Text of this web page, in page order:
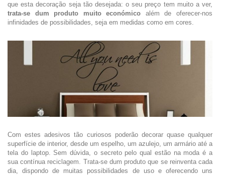
que esta decoração seja tão desejada: o seu preço tem muito a ver,
trata-se dum produto muito económico além de oferecer-nos
infinidades de possibilidades, seja em medidas como em cores.
Com estes adesivos tão curiosos poderão decorar quase qualquer
superfície de interior, desde um espelho, um azulejo, um armário até a
tela do laptop. Sem dúvida, o secreto pelo qual estão na moda é a
sua contínua reciclagem. Trata-se dum produto que se reinventa cada
dia, dispondo de muitas possibilidades de uso e oferecendo uns